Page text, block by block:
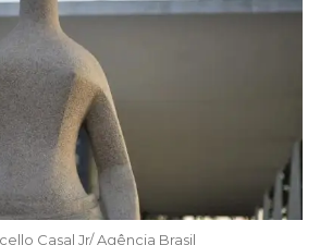
Casal Jr/ Agência Brasil